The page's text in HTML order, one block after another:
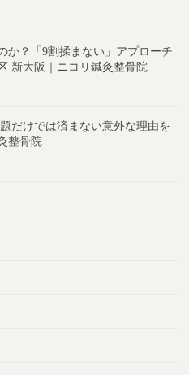
か？「9割揉まない」アプローチ
新大阪｜ニコリ鍼灸整骨院
だけでは済まない意外な理由を
整骨院